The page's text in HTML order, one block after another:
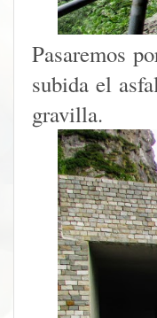
Pasaremos
subida el
gravilla.